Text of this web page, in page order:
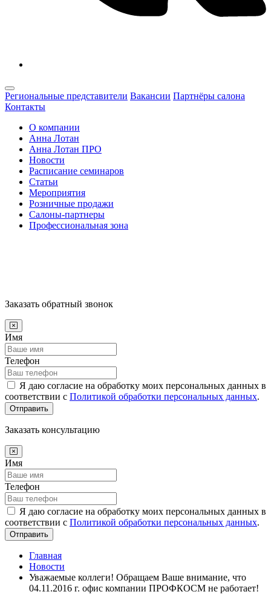
Региональные представители Вакансии Партнёры салона
Контакты
О компании
Анна Лотан
Анна Лотан ПРО
Новости
Расписание семинаров
Статьи
Мероприятия
Розничные продажи
Салоны-партнеры
Профессиональная зона
Заказать обратный звонок
Имя
Телефон
Я даю согласие на обработку моих персональных данных в
соответствии с Политикой обработки персональных данных.
Отправить
Заказать консультацию
Имя
Телефон
Я даю согласие на обработку моих персональных данных в
соответствии с Политикой обработки персональных данных.
Отправить
Главная
Новости
Уважаемые коллеги! Обращаем Ваше внимание, что
04.11.2016 г. офис компании ПРОФКОСМ не работает!